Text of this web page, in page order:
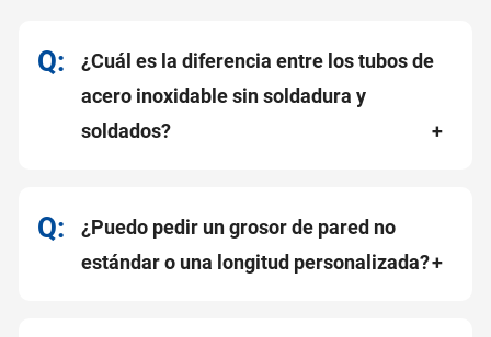
¿Cuál es la diferencia entre los tubos de
acero inoxidable sin soldadura y
soldados?
¿Puedo pedir un grosor de pared no
estándar o una longitud personalizada?